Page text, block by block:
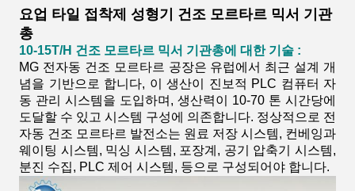
요업 타일 접착제 성형기 건조 모르타르 믹서 기관
총
10-15T/H 건조 모르타르 믹서 기관총에 대한 기술 :
MG 전자동 건조 모르타르 공장은 유럽에서 최근 설계 개
념을 기반으로 합니다, 이 생산이 진보적 PLC 컴퓨터 자
동 관리 시스템을 도입하며, 생산력이 10-70 톤 시간당에
도달할 수 있고 시스템 구성에 의존합니다. 정상적으로 전
자동 건조 모르타르 발전소는 원료 저장 시스템, 컨베잉과
웨이팅 시스템, 믹싱 시스템, 포장계, 공기 압축기 시스템,
분진 수집, PLC 제어 시스템, 등으로 구성되어야 합니다.